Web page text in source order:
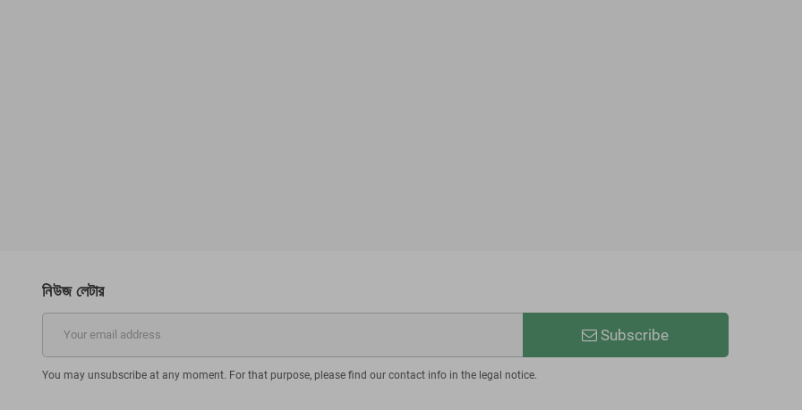
নিউজ লেটার
Subscribe
You may unsubscribe at any moment. For that purpose, please find our contact info in the legal notice.